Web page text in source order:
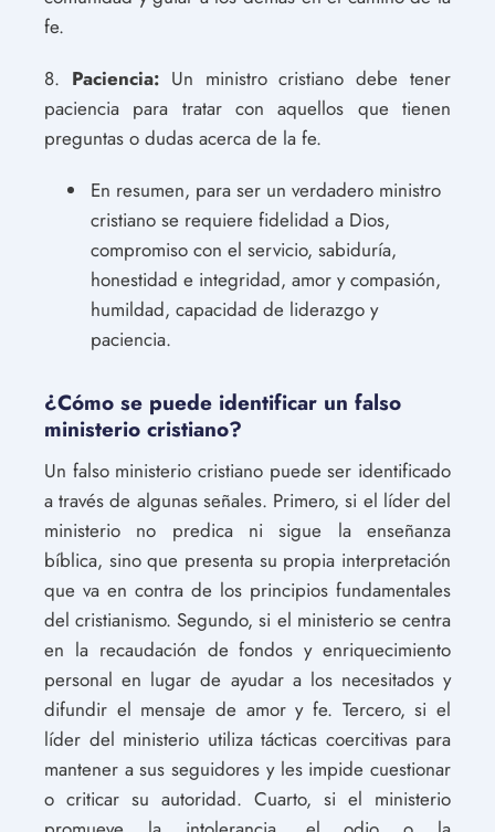
fe.
8. Paciencia:Un ministro cristiano debe tener
paciencia para tratar con aquellos que tienen
preguntas o dudas acerca de la fe.
En resumen, para ser un verdadero ministro
cristiano se requiere fidelidad a Dios,
compromiso con el servicio, sabiduría,
honestidad e integridad, amor y compasión,
humildad, capacidad de liderazgo y
paciencia.
¿Cómo se puede identificar un falso
ministerio cristiano?
Un falso ministerio cristiano puede ser identificado
a través de algunas señales. Primero, si el líder del
ministerio no predica ni sigue la enseñanza
bíblica, sino que presenta su propia interpretación
que va en contra de los principios fundamentales
del cristianismo. Segundo, si el ministerio se centra
en la recaudación de fondos y enriquecimiento
personal en lugar de ayudar a los necesitados y
difundir el mensaje de amor y fe. Tercero, si el
líder del ministerio utiliza tácticas coercitivas para
mantener a sus seguidores y les impide cuestionar
o criticar su autoridad. Cuarto, si el ministerio